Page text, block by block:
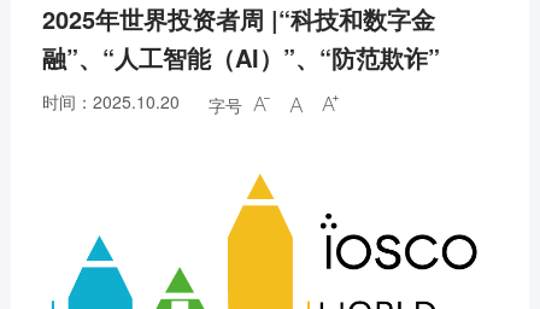
2025年世界投资者周 |“科技和数字金
融”、“人工智能（AI）”、“防范欺诈”
时间：2025.10.20 字号   